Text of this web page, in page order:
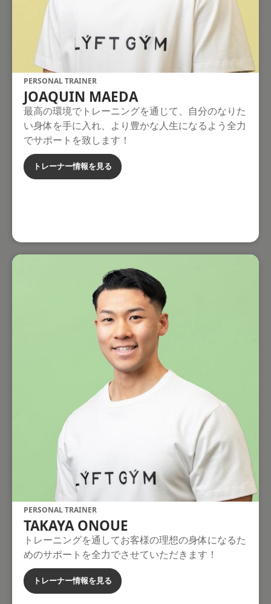
PERSONAL TRAINER
JOAQUIN MAEDA
最高の環境でトレーニングを通じて、自分のなりた
い身体を手に入れ、より豊かな人生になるよう全力
でサポートを致します！
トレーナー情報を見る
PERSONAL TRAINER
TAKAYA ONOUE
トレーニングを通してお客様の理想の身体になるた
めのサポートを全力でさせていただきます！
トレーナー情報を見る